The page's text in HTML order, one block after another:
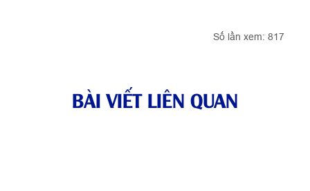
Số lần xem: 817
BÀI VIẾT LIÊN QUAN